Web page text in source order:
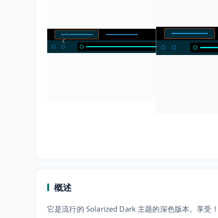
概述
它是流行的 Solarized Dark 主题的深色版本。享受